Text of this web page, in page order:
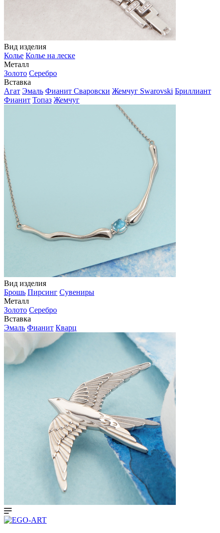
Вид изделия
Колье Колье на леске
Металл
Золото Серебро
Вставка
Агат Эмаль Фианит Сваровски Жемчуг Swarovski Бриллиант
Фианит Топаз Жемчуг
Вид изделия
Брошь Пирсинг Сувениры
Металл
Золото Серебро
Вставка
Эмаль Фианит Кварц